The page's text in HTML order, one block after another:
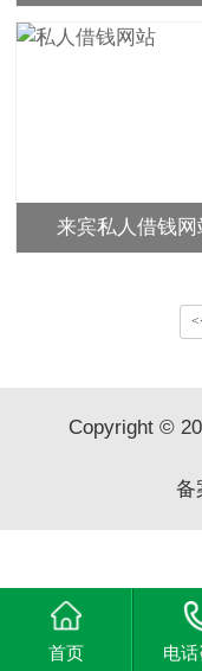
来宾私人借钱网
Copyright ©
备
首页 电